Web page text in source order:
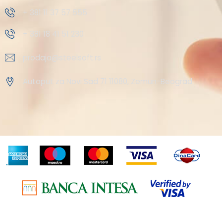
+ 381 11 37 57 555
+ 381 18 41 51 230
prodaja@steelsoft.rs
Autoput za Novi Sad 71 11080, Zemun-Beograd